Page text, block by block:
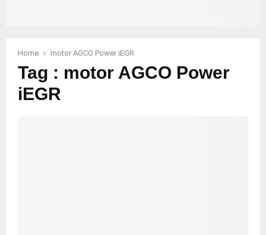
Home motor AGCO Power iEGR
Tag : motor AGCO Power
iEGR